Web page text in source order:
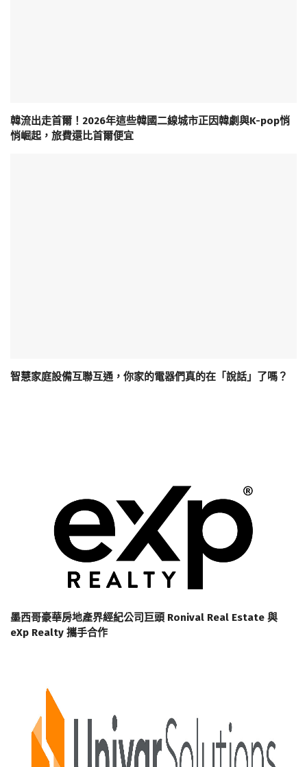
韓流出走首爾！2026年這些韓國二線城市正因韓劇與K-pop悄
悄崛起，旅費還比首爾便宜
智慧家庭設備互聯互通，你家的電器們真的在「說話」了嗎？
墨西哥豪華房地產界經紀公司巨頭 Ronival Real Estate 與
eXp Realty 攜手合作